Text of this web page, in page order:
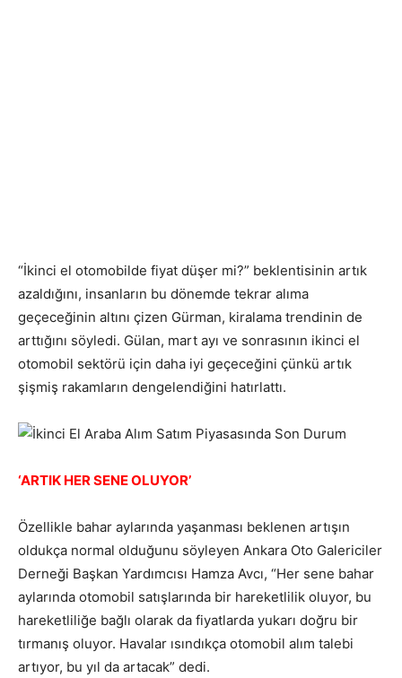
“İkinci el otomobilde fiyat düşer mi?” beklentisinin artık
azaldığını, insanların bu dönemde tekrar alıma
geçeceğinin altını çizen Gürman, kiralama trendinin de
arttığını söyledi. Gülan, mart ayı ve sonrasının ikinci el
otomobil sektörü için daha iyi geçeceğini çünkü artık
şişmiş rakamların dengelendiğini hatırlattı.
‘ARTIK HER SENE OLUYOR’
Özellikle bahar aylarında yaşanması beklenen artışın
oldukça normal olduğunu söyleyen Ankara Oto Galericiler
Derneği Başkan Yardımcısı Hamza Avcı, “Her sene bahar
aylarında otomobil satışlarında bir hareketlilik oluyor, bu
hareketliliğe bağlı olarak da fiyatlarda yukarı doğru bir
tırmanış oluyor. Havalar ısındıkça otomobil alım talebi
artıyor, bu yıl da artacak” dedi.